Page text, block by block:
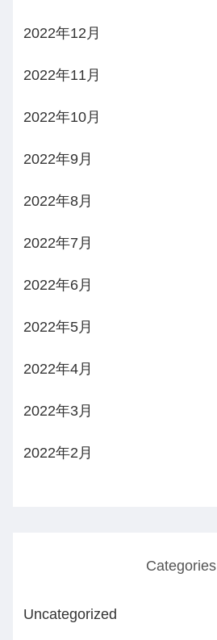
2022年12月
2022年11月
2022年10月
2022年9月
2022年8月
2022年7月
2022年6月
2022年5月
2022年4月
2022年3月
2022年2月
Categories
Uncategorized